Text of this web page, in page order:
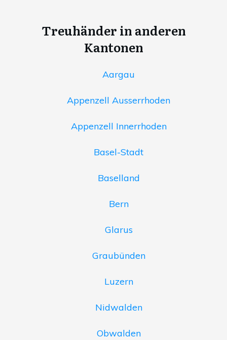
Treuhänder in anderen
Kantonen
Aargau
Appenzell Ausserrhoden
Appenzell Innerrhoden
Basel-Stadt
Baselland
Bern
Glarus
Graubünden
Luzern
Nidwalden
Obwalden